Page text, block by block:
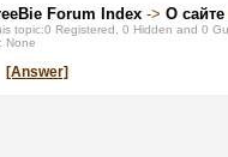
Forum Index -> О сайте
topic:0 Registered, 0 Hidden and 0
None
[Answer]